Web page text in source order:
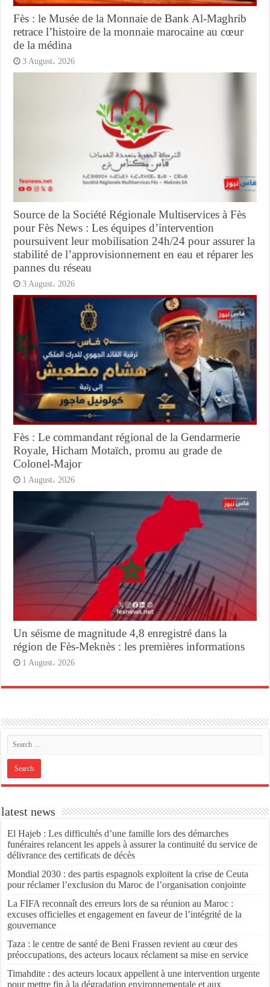
Fès : le Musée de la Monnaie de Bank Al-Maghrib
retrace l’histoire de la monnaie marocaine au cœur
de la médina
3 August، 2026
Source de la Société Régionale Multiservices à Fès
pour Fès News : Les équipes d’intervention
poursuivent leur mobilisation 24h/24 pour assurer la
stabilité de l’approvisionnement en eau et réparer les
pannes du réseau
3 August، 2026
Fès : Le commandant régional de la Gendarmerie
Royale, Hicham Motaïch, promu au grade de
Colonel-Major
1 August، 2026
Un séisme de magnitude 4,8 enregistré dans la
région de Fès-Meknès : les premières informations
1 August، 2026
latest news
El Hajeb : Les difficultés d’une famille lors des démarches
funéraires relancent les appels à assurer la continuité du service de
délivrance des certificats de décès
Mondial 2030 : des partis espagnols exploitent la crise de Ceuta
pour réclamer l’exclusion du Maroc de l’organisation conjointe
La FIFA reconnaît des erreurs lors de sa réunion au Maroc :
excuses officielles et engagement en faveur de l’intégrité de la
gouvernance
Taza : le centre de santé de Beni Frassen revient au cœur des
préoccupations, des acteurs locaux réclament sa mise en service
Timahdite : des acteurs locaux appellent à une intervention urgente
pour mettre fin à la dégradation environnementale et aux